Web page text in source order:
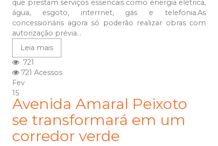
que prestam serviços essencais como energia elétrica,
água, esgoto, interrnet, gás e telefonia.As
concessionáris agora só poderão realizar obras com
autorização prévia...
Leia mais
721
721 Acessos
Fev
15
Avenida Amaral Peixoto
se transformará em um
corredor verde